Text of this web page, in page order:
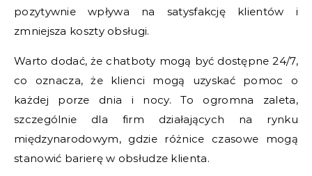
pozytywnie wpływa na satysfakcję klientów i
zmniejsza koszty obsługi.
Warto dodać, że chatboty mogą być dostępne 24/7,
co oznacza, że klienci mogą uzyskać pomoc o
każdej porze dnia i nocy. To ogromna zaleta,
szczególnie dla firm działających na rynku
międzynarodowym, gdzie różnice czasowe mogą
stanowić barierę w obsłudze klienta.